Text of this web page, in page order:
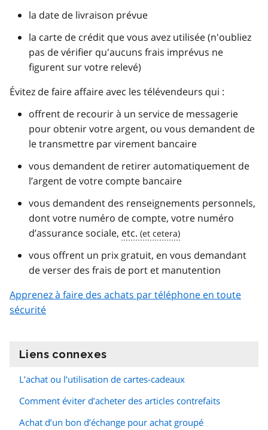
la date de livraison prévue
la carte de crédit que vous avez utilisée (n'oubliez
pas de vérifier qu'aucuns frais imprévus ne
figurent sur votre relevé)
Évitez de faire affaire avec les télévendeurs qui :
offrent de recourir à un service de messagerie
pour obtenir votre argent, ou vous demandent de
le transmettre par virement bancaire
vous demandent de retirer automatiquement de
l’argent de votre compte bancaire
vous demandent des renseignements personnels,
dont votre numéro de compte, votre numéro
d’assurance sociale, etc.
vous offrent un prix gratuit, en vous demandant
de verser des frais de port et manutention
Apprenez à faire des achats par téléphone en toute
sécurité
Liens connexes
L’achat ou l’utilisation de cartes-cadeaux
Comment éviter d’acheter des articles contrefaits
Achat d’un bon d’échange pour achat groupé